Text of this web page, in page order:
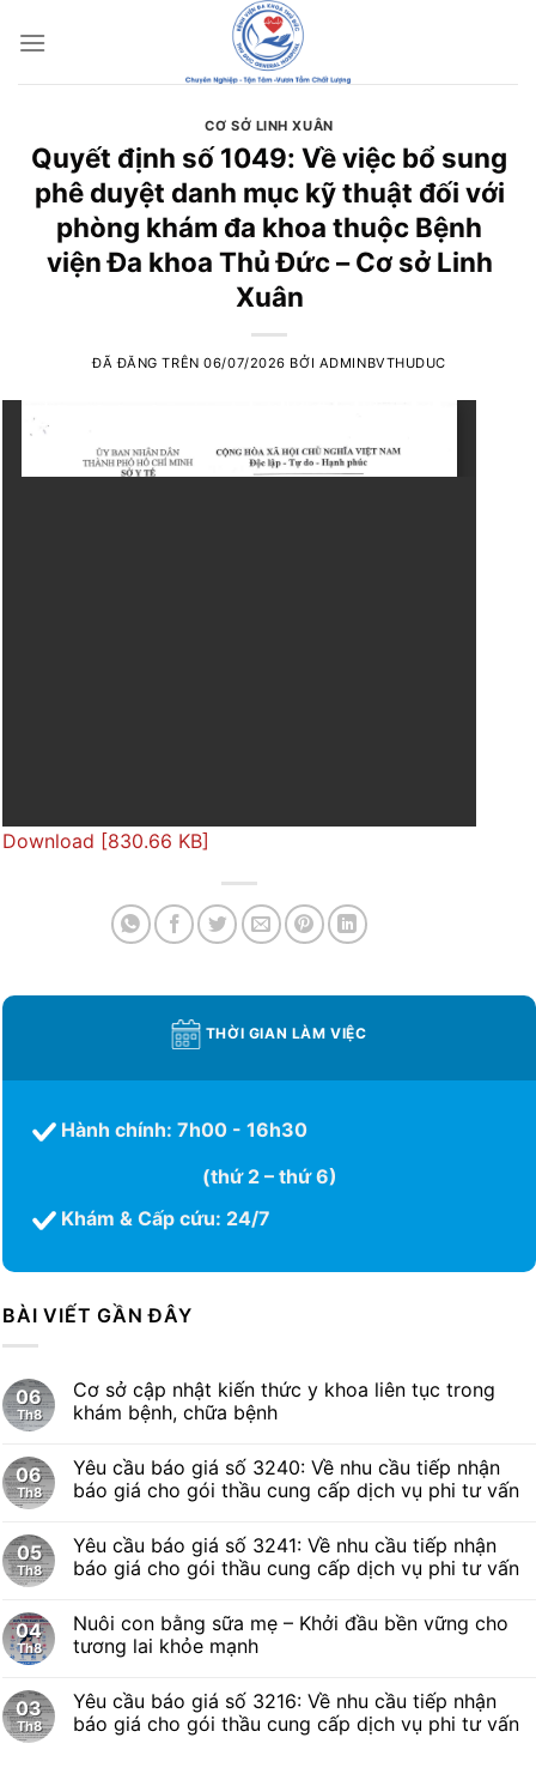
đến
CƠ SỞ LINH XUÂN
Quyết định số 1049: Về việc bổ sung
phê duyệt danh mục kỹ thuật đối với
phòng khám đa khoa thuộc Bệnh
viện Đa khoa Thủ Đức – Cơ sở Linh
Xuân
ĐÃ ĐĂNG TRÊN06/07/2026 BỞI ADMINBVTHUDUC
Download [830.66 KB]
THỜI GIAN LÀM VIỆC
Hành chính: 7h00 - 16h30
(thứ 2 – thứ 6)
Khám & Cấp cứu: 24/7
BÀI VIẾT GẦN ĐÂY
06
Th8
Cơ sở cập nhật kiến thức y khoa liên tục trong
khám bệnh, chữa bệnh
06
Th8
Yêu cầu báo giá số 3240: Về nhu cầu tiếp nhận
báo giá cho gói thầu cung cấp dịch vụ phi tư vấn
05
Th8
Yêu cầu báo giá số 3241: Về nhu cầu tiếp nhận
báo giá cho gói thầu cung cấp dịch vụ phi tư vấn
04
Th8
Nuôi con bằng sữa mẹ – Khởi đầu bền vững cho
tương lai khỏe mạnh
03
Th8
Yêu cầu báo giá số 3216: Về nhu cầu tiếp nhận
báo giá cho gói thầu cung cấp dịch vụ phi tư vấn